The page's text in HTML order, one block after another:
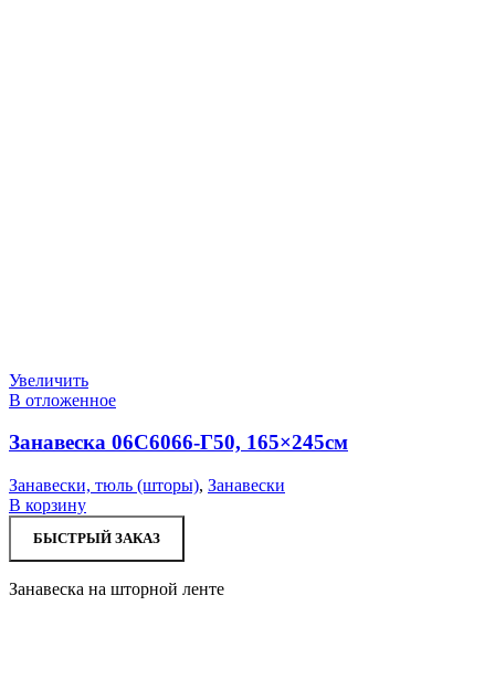
Увеличить
В отложенное
Занавеска 06С6066-Г50, 165×245см
Занавески, тюль (шторы), Занавески
В корзину
БЫСТРЫЙ ЗАКАЗ
Занавеска на шторной ленте